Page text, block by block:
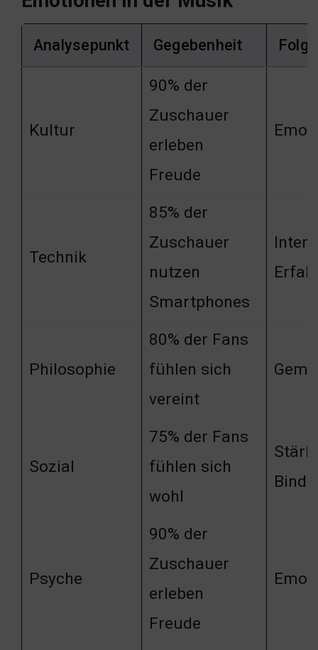
Analysepunkt Gegebenheit
Kultur
90% der
Zuschauer
erleben
Freude
Technik
85% der
Zuschauer
nutzen
Smartphones
Philosophie
80% der Fans
fühlen sich
vereint
Sozial
75% der Fans
fühlen sich
wohl
Psyche
90% der
Zuschauer
erleben
Freude